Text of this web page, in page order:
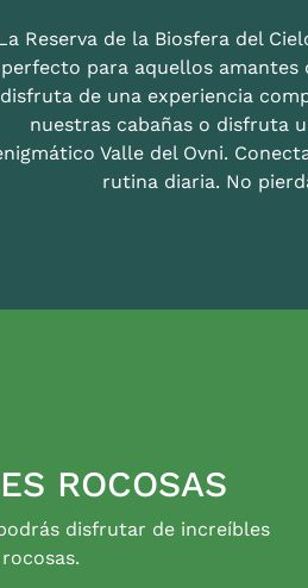
Reserva de la Biosfera del
perfecto para aquellos amantes
disfruta de una experiencia
nuestras cabañas o disfruta
Valle del Ovni.
rutina diaria. No
ROCOSAS
disfrutar de increíbles